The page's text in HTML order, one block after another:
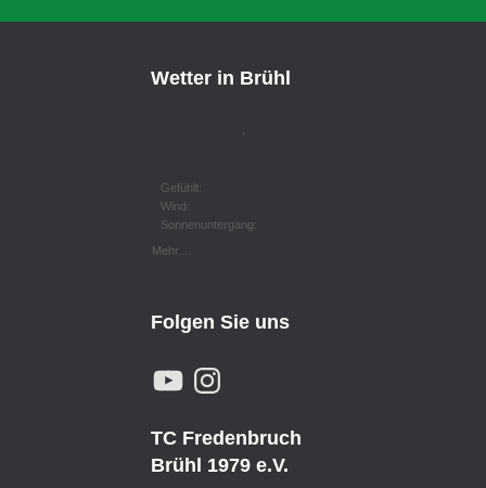
Wetter in Brühl
Gefühlt:
Wind:
Sonnenuntergang:
Mehr...
Folgen Sie uns
Y
O
U
B
E
N
A
G
R
A
TC Fredenbruch
Brühl 1979 e.V.